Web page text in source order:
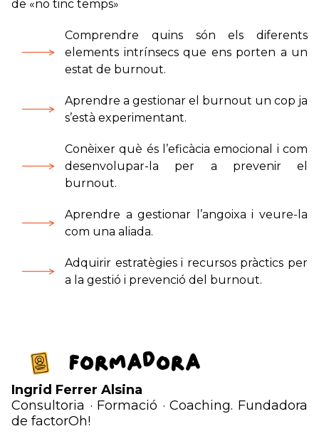
de «no tinc temps»
Comprendre quins són els diferents
elements intrínsecs que ens porten a un
estat de burnout.
Aprendre a gestionar el burnout un cop ja
s’està experimentant.
Conèixer què és l’eficàcia emocional i com
desenvolupar-la per a prevenir el
burnout.
Aprendre a gestionar l’angoixa i veure-la
com una aliada.
Adquirir estratègies i recursos pràctics per
a la gestió i prevenció del burnout.
Formadora
Ingrid Ferrer Alsina
Consultoria · Formació · Coaching. Fundadora
de factorOh!